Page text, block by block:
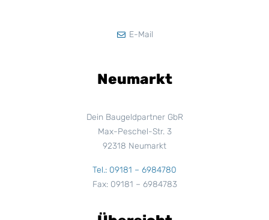
E-Mail
Neumarkt
Dein Baugeldpartner GbR
Max-Peschel-Str. 3
92318 Neumarkt
Tel.: 09181 – 6984780
Fax: 09181 – 6984783